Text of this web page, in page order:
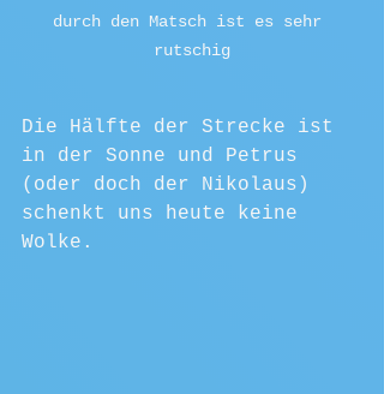
durch den Matsch ist es sehr
rutschig
Die Hälfte der Strecke ist
in der Sonne und Petrus
(oder doch der Nikolaus)
schenkt uns heute keine
Wolke.